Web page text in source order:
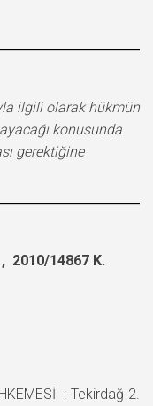
ilgili olarak hükmün
konusunda
gerektiğine
14867 K.
: Tekirdağ 2.